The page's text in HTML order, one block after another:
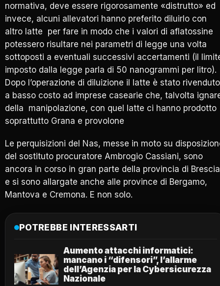
normativa, deve essere rigorosamente «distrutto» ed
invece, alcuni allevatori hanno preferito diluirlo con
altro latte per fare in modo che i valori di aflatossine
potessero risultare nei parametri di legge una volta
sottoposti a eventuali successivi accertamenti (il
imposto dalla legge parla di 50 nanogrammi per litro).
Dopo l’operazione di diluizione il latte è stato rivenduto
a basso costo ad imprese casearie che, talvolta
della manipolazione, con quel latte ci hanno prodotto
soprattutto Grana e provolone
Le perquisizioni del Nas, messe in moto su
del sostituto procuratore Ambrogio Cassiani, sono
ancora in corso in gran parte della provincia di Brescia
e si sono allargate anche alle province di Bergamo,
Mantova e Cremona. E non solo.
POTREBBE INTERESSARTI
Aumento attacchi informatici:
mancano i “difensori”, l’allarme
dell’Agenzia per la Cybersicurezza
Nazionale